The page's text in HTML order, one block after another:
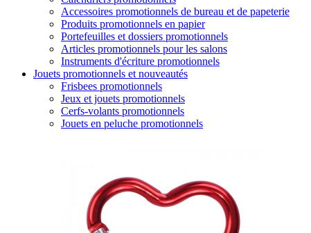
Accessoires promotionnels de bureau et de papeterie
Produits promotionnels en papier
Portefeuilles et dossiers promotionnels
Articles promotionnels pour les salons
Instruments d'écriture promotionnels
Jouets promotionnels et nouveautés
Frisbees promotionnels
Jeux et jouets promotionnels
Cerfs-volants promotionnels
Jouets en peluche promotionnels